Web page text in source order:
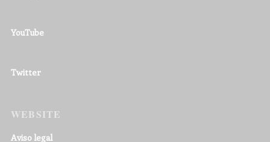
YouTube
Twitter
WEBSITE
Aviso legal